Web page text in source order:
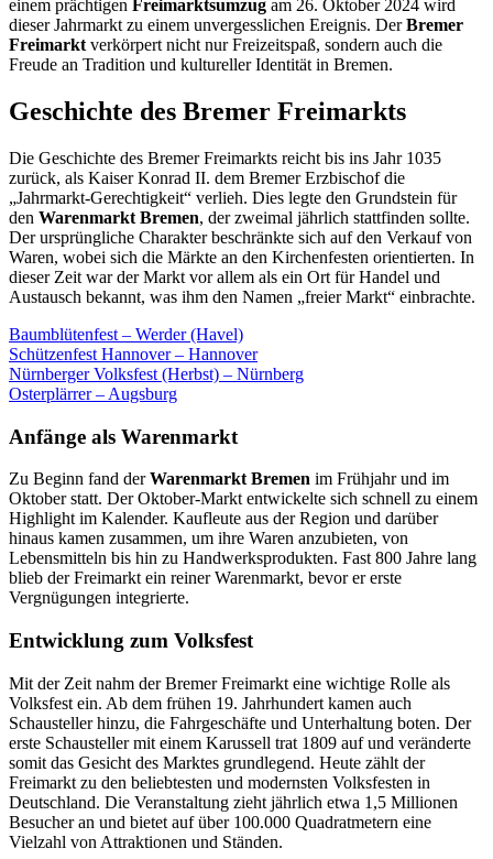
einem prächtigen Freimarktsumzug am 26. Oktober 2024 wird
dieser Jahrmarkt zu einem unvergesslichen Ereignis. DerBremer
Freimarkt verkörpert nicht nur Freizeitspaß, sondern auch die
Freude an Tradition und kultureller Identität in Bremen.
Geschichte des Bremer Freimarkts
Die Geschichte des Bremer Freimarkts reicht bis ins Jahr 1035
zurück, als Kaiser Konrad II. dem Bremer Erzbischof die
„Jahrmarkt-Gerechtigkeit“ verlieh. Dies legte den Grundstein für
den Warenmarkt Bremen, der zweimal jährlich stattfinden sollte.
Der ursprüngliche Charakter beschränkte sich auf den Verkauf von
Waren, wobei sich die Märkte an den Kirchenfesten orientierten. In
dieser Zeit war der Markt vor allem als ein Ort für Handel und
Austausch bekannt, was ihm den Namen „freier Markt“ einbrachte.
Baumblütenfest – Werder (Havel)
Schützenfest Hannover – Hannover
Nürnberger Volksfest (Herbst) – Nürnberg
Osterplärrer – Augsburg
Anfänge als Warenmarkt
Zu Beginn fand derWarenmarkt Bremen im Frühjahr und im
Oktober statt. Der Oktober-Markt entwickelte sich schnell zu einem
Highlight im Kalender. Kaufleute aus der Region und darüber
hinaus kamen zusammen, um ihre Waren anzubieten, von
Lebensmitteln bis hin zu Handwerksprodukten. Fast 800 Jahre lang
blieb der Freimarkt ein reiner Warenmarkt, bevor er erste
Vergnügungen integrierte.
Entwicklung zum Volksfest
Mit der Zeit nahm der Bremer Freimarkt eine wichtige Rolle als
Volksfest ein. Ab dem frühen 19. Jahrhundert kamen auch
Schausteller hinzu, die Fahrgeschäfte und Unterhaltung boten. Der
erste Schausteller mit einem Karussell trat 1809 auf und veränderte
somit das Gesicht des Marktes grundlegend. Heute zählt der
Freimarkt zu den beliebtesten und modernsten Volksfesten in
Deutschland. Die Veranstaltung zieht jährlich etwa 1,5 Millionen
Besucher an und bietet auf über 100.000 Quadratmetern eine
Vielzahl von Attraktionen und Ständen.